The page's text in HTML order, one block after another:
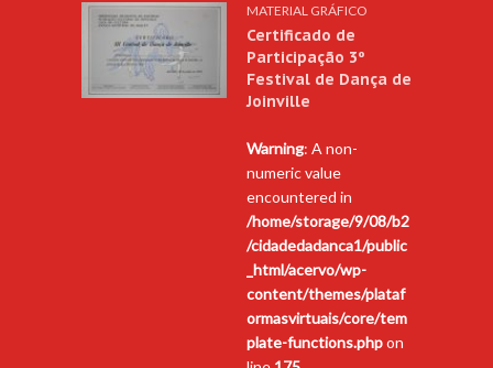
MATERIAL GRÁFICO
Certificado de
Participação 3º
Festival de Dança de
Joinville
Warning: A non-
numeric value
encountered in
/home/storage/9/08/b2
/cidadedadanca1/public
_html/acervo/wp-
content/themes/plataf
ormasvirtuais/core/tem
plate-functions.phpon